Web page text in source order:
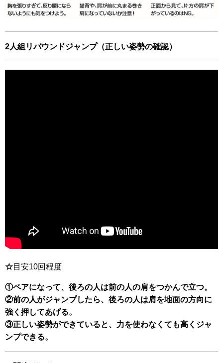
2人組リバウンドジャンプ（正しい姿勢の確認）
☆目安10回程度
①ペアになって、後ろの人は前の人の肩をつかんで立つ。
②前の人がジャンプしたら、後ろの人は肩を地面の方向に
強く押してあげる。
③正しい姿勢ができていると、力を使わなくても高くジャ
ンプできる。